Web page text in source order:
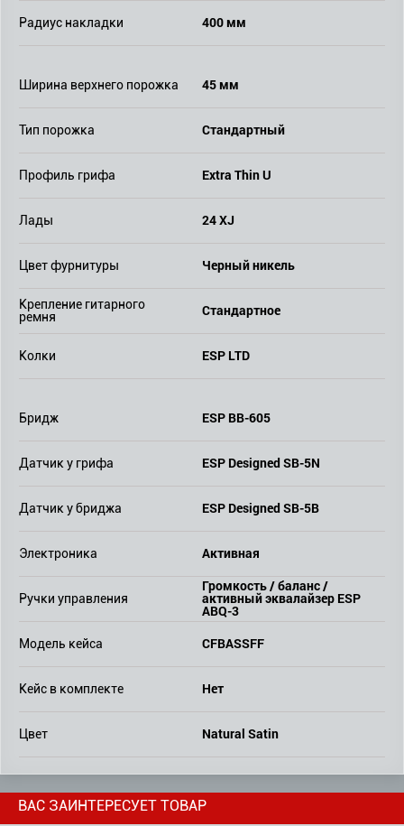
Радиус накладки 400 мм
Ширина верхнего порожка 45 мм
Тип порожка Стандартный
Профиль грифа Extra Thin U
Лады 24 XJ
Цвет фурнитуры Черный никель
Крепление гитарного
ремня
Стандартное
Колки ESP LTD
Бридж ESP BB-605
Датчик у грифа ESP Designed SB-5N
Датчик у бриджа ESP Designed SB-5B
Электроника Активная
Ручки управления
Громкость / баланс /
активный эквалайзер ESP
ABQ-3
Модель кейса CFBASSFF
Кейс в комплекте Нет
Цвет Natural Satin
ВАС ЗАИНТЕРЕСУЕТ ТОВАР